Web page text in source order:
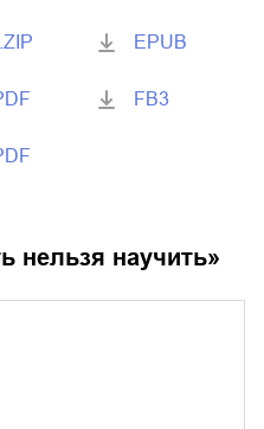
EPUB
FB3
нельзя научить»